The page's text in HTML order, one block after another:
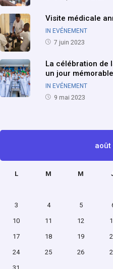
Visite médicale
IN EVÉNEMENT
7 juin 2023
La célébration de
un jour mémorable
IN EVÉNEMENT
9 mai 2023
août
L M M
3 4 5
10 11 12
17 18 19
24 25 26